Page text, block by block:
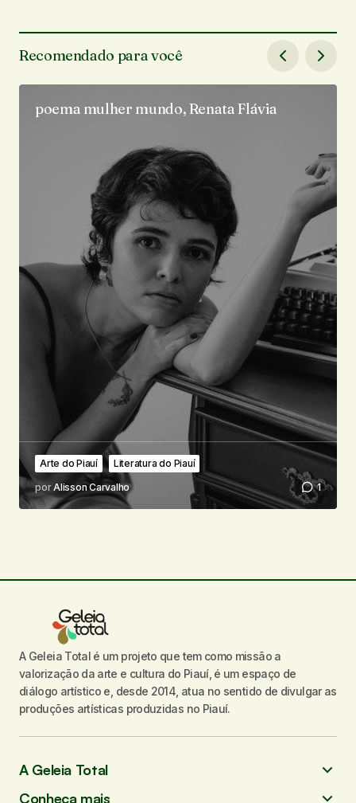
Recomendado para você
poema mulher mundo, Renata Flávia
Arte do Piauí
Literatura do Piauí
porAlisson Carvalho 1
A Geleia Total é um projeto que tem como missão a
valorização da arte e cultura do Piauí, é um espaço de
diálogo artístico e, desde 2014, atua no sentido de divulgar as
produções artísticas produzidas no Piauí.
A Geleia Total
Conheça mais